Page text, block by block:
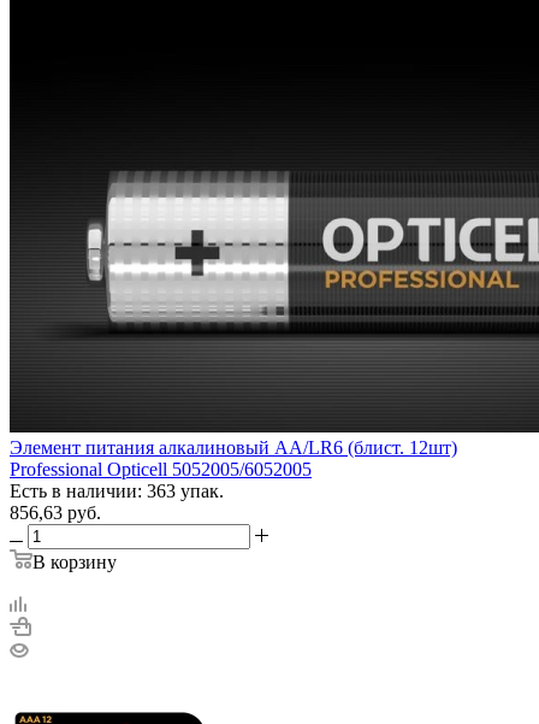
Элемент питания алкалиновый AA/LR6 (блист. 12шт)
Professional Opticell 5052005/6052005
Есть в наличии: 363 упак.
856,63 руб.
В корзину